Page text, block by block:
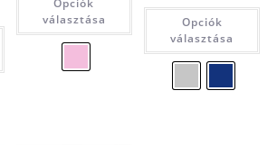
választása
Opciók
választása